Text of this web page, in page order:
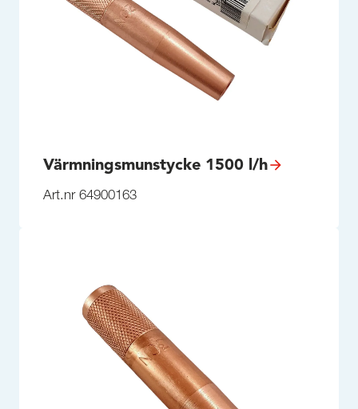
Värmningsmunstycke 1500 l/h
Art.nr 64900163